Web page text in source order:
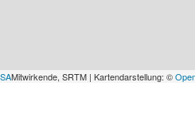
Mitwirkende, SRTM | Kartendarstellung: ©